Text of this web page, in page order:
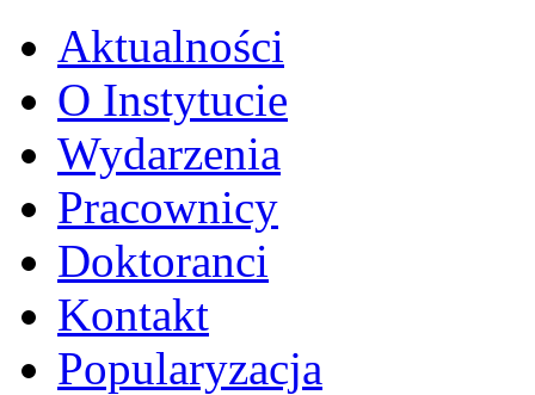
Aktualności
O Instytucie
Wydarzenia
Pracownicy
Doktoranci
Kontakt
Popularyzacja